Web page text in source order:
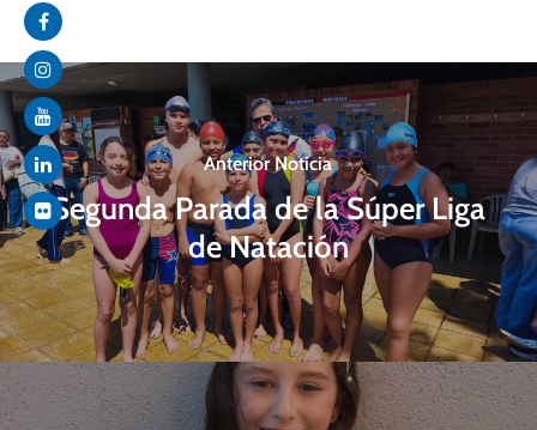
Anterior Noticia
Segunda Parada de la Súper Liga
de Natación